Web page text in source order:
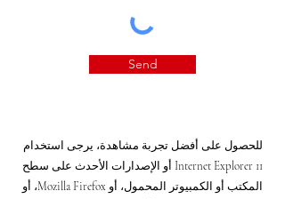
Send
للحصول على أفضل تجربة مشاهدة، يرجى استخدام
Internet Explorer 11 أو الإصدارات الأحدث على سطح
المكتب أو الكمبيوتر المحمول، أو Mozilla Firefox، أو